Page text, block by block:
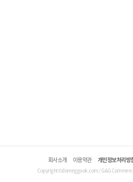
회사소개 이용약관 개인정보처리방
Copyright©domeggook.com / G&G